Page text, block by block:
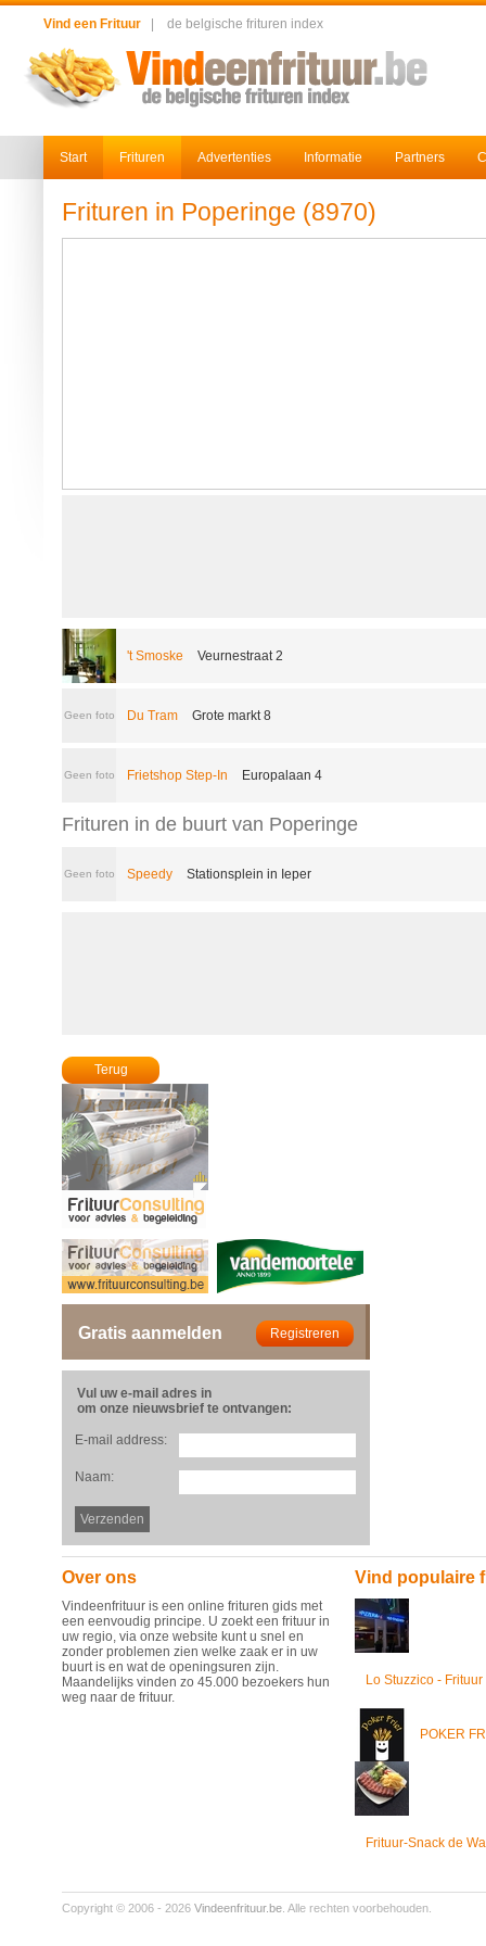
Vind een Frituur de belgische frituren index
Start Frituren Advertenties Informatie Partners
Frituren in Poperinge (8970)
't Smoske Veurnestraat 2
Geen foto Du Tram Grote markt 8
Geen foto Frietshop Step-In Europalaan 4
Frituren in de buurt van Poperinge
Geen foto Speedy Stationsplein in Ieper
Terug
Gratis aanmelden
Vul uw e-mail adres in
om onze nieuwsbrief te ontvangen:
E-mail address:
Naam:
Over ons
Vindeenfrituur is een online frituren gids met
een eenvoudig principe. U zoekt een frituur in
uw regio, via onze website kunt u snel en
zonder problemen zien welke zaak er in uw
buurt is en wat de openingsuren zijn.
Maandelijks vinden zo 45.000 bezoekers hun
weg naar de frituur.
Vind populaire
Lo Stuzzico -
POKER
Frituur-Snack de
Copyright © 2006 - 2026 Vindeenfrituur.be . Alle rechten voorbehouden.